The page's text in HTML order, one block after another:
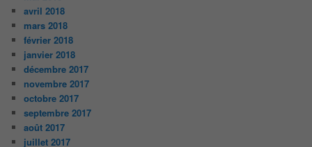
avril 2018
mars 2018
février 2018
janvier 2018
décembre 2017
novembre 2017
octobre 2017
septembre 2017
août 2017
juillet 2017